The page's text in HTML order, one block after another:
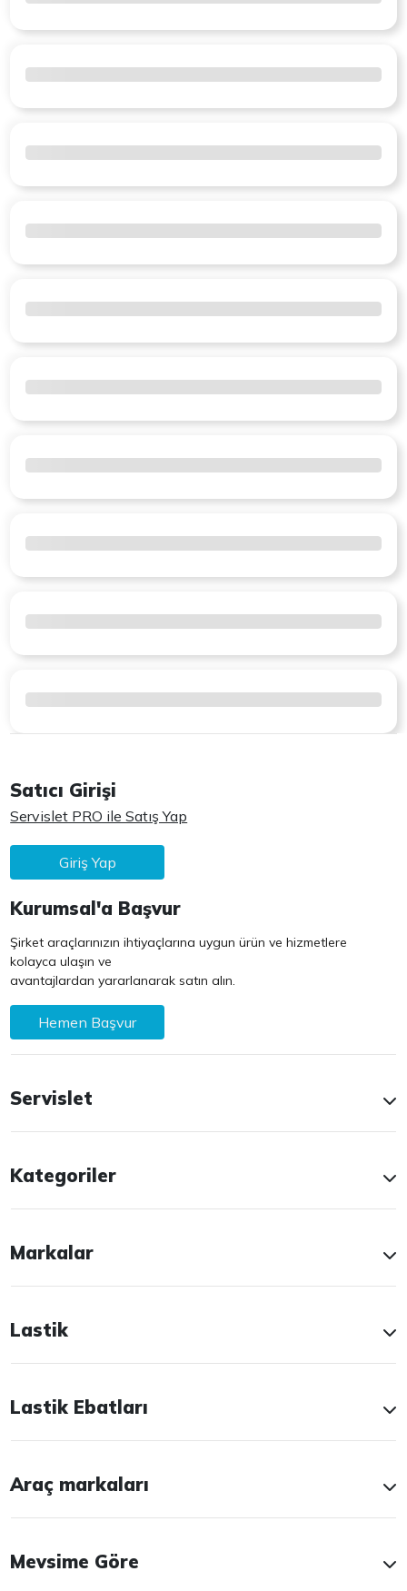
Satıcı Girişi
Servislet PRO ile Satış Yap
Giriş Yap
Kurumsal'a Başvur
Şirket araçlarınızın ihtiyaçlarına uygun ürün ve hizmetlere
kolayca ulaşın ve
avantajlardan yararlanarak satın alın.
Hemen Başvur
Servislet
Kategoriler
Markalar
Lastik
Lastik Ebatları
Araç markaları
Mevsime Göre